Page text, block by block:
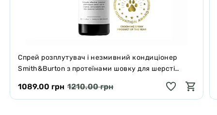
Спрей розплутувач і незмивний кондиціонер
Smith&Burton з протеїнами шовку для шерсті
1089.00 грн 1210.00 грн